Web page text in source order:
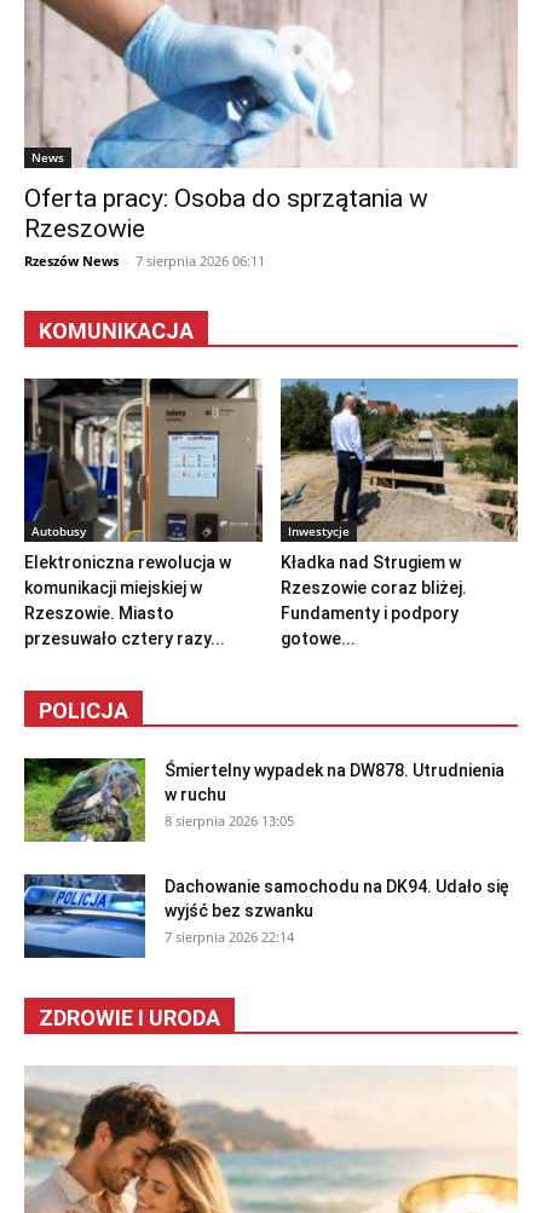
News
Oferta pracy: Osoba do sprzątania w
Rzeszowie
Rzeszów News - 7 sierpnia 2026 06:11
KOMUNIKACJA
Autobusy
Elektroniczna rewolucja w
komunikacji miejskiej w
Rzeszowie. Miasto
przesuwało cztery razy...
Inwestycje
Kładka nad Strugiem w
Rzeszowie coraz bliżej.
Fundamenty i podpory
gotowe...
POLICJA
Śmiertelny wypadek na DW878. Utrudnienia
w ruchu
8 sierpnia 2026 13:05
Dachowanie samochodu na DK94. Udało się
wyjść bez szwanku
7 sierpnia 2026 22:14
ZDROWIE I URODA